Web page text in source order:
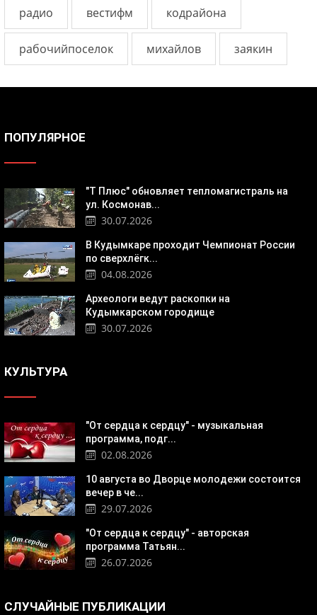
радио вестифм кодрайона
рабочийпоселок михайлов заякин
ПОПУЛЯРНОЕ
"Т Плюс" обновляет тепломагистраль на
ул. Космонав...
30.07.2026
В Кудымкаре проходит Чемпионат России
по сверхлёгк...
04.08.2026
Археологи ведут раскопки на
Кудымкарском городище
30.07.2026
КУЛЬТУРА
"От сердца к сердцу" - музыкальная
программа, подг...
02.08.2026
10 августа во Дворце молодежи состоится
вечер в че...
29.07.2026
"От сердца к сердцу" - авторская
программа Татьян...
26.07.2026
СЛУЧАЙНЫЕ ПУБЛИКАЦИИ